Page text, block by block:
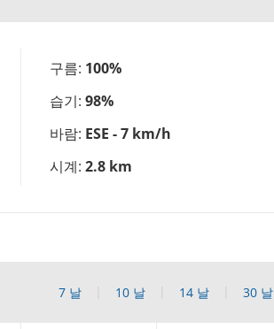
구름: 100%
습기: 98%
바람: ESE - 7 km/h
시계: 2.8 km
7 날 10 날 14 날 30 날